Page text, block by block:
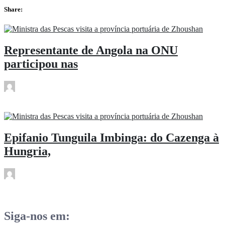
Share:
Representante de Angola na ONU
participou nas
Epifanio Tunguila Imbinga: do Cazenga à
Hungria,
Siga-nos em: